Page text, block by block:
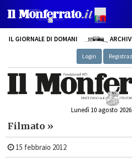
IL GIORNALE DI DOMANI
Login
Lunedì 10 agosto 2026
Filmato »
15 febbraio 2012